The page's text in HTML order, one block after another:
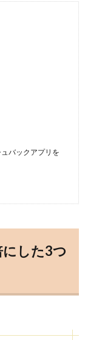
バックアプリを
した3つ